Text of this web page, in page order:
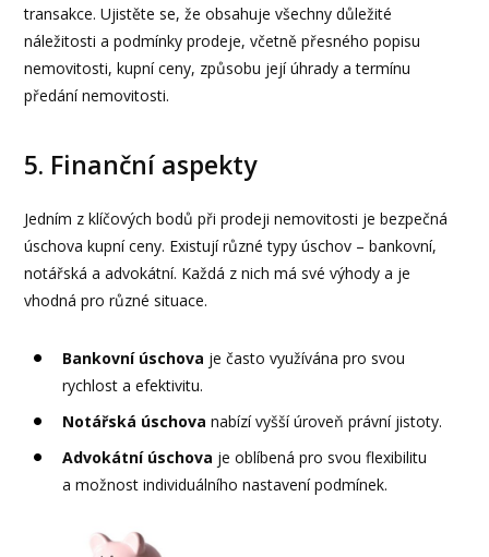
transakce. Ujistěte se, že obsahuje všechny důležité
náležitosti a podmínky prodeje, včetně přesného popisu
nemovitosti, kupní ceny, způsobu její úhrady a termínu
předání nemovitosti.
5. Finanční aspekty
Jedním z klíčových bodů při prodeji nemovitosti je bezpečná
úschova kupní ceny. Existují různé typy úschov – bankovní,
notářská a advokátní. Každá z nich má své výhody a je
vhodná pro různé situace.
Bankovní úschova je často využívána pro svou
rychlost a efektivitu.
Notářská úschova nabízí vyšší úroveň právní jistoty.
Advokátní úschova je oblíbená pro svou flexibilitu
a možnost individuálního nastavení podmínek.